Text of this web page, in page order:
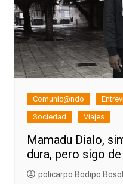
Comunic@ndo
Sociedad
Viajes
Mamadu Dialo,
dura, pero sigo de
policarpo Bodipo